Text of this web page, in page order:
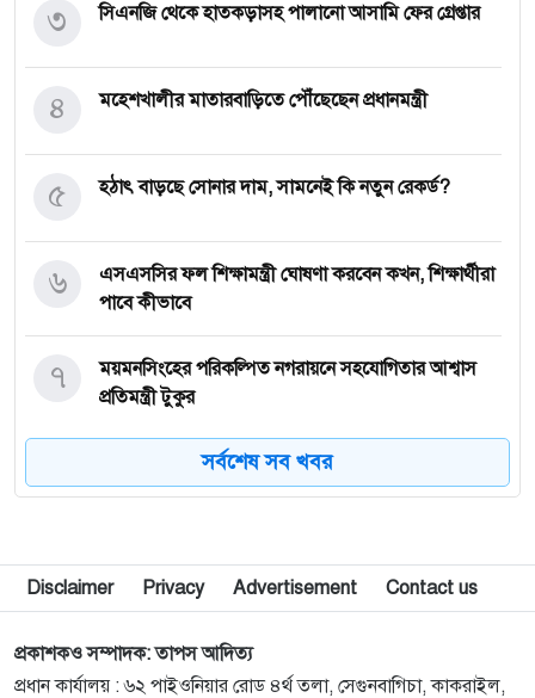
সিএনজি থেকে হাতকড়াসহ পালানো আসামি ফের গ্রেপ্তার
৩
মহেশখালীর মাতারবাড়িতে পৌঁছেছেন প্রধানমন্ত্রী
৪
হঠাৎ বাড়ছে সোনার দাম, সামনেই কি নতুন রেকর্ড?
৫
এসএসসির ফল শিক্ষামন্ত্রী ঘোষণা করবেন কখন, শিক্ষার্থীরা
পাবে কীভাবে
৬
ময়মনসিংহের পরিকল্পিত নগরায়নে সহযোগিতার আশ্বাস
প্রতিমন্ত্রী টুকুর
৭
রাষ্ট্রপতি নির্বাচন: দুটি মনোনয়নপত্র নিয়েছে বিএনপি
৯
স্বাস্থ্যমন্ত্রী আকস্মিক পরিদর্শনে হাইমচর উপজেলা স্বাস্থ্য
কমপ্লেক্সে, সিভিল সার্জনকে প্রত্যাহার
১০
সর্বশেষ সব খবর
Disclaimer Privacy Advertisement Contact us
প্রকাশকও সম্পাদক: তাপস আদিত্য
প্রধান কার্যালয় : ৬২ পাইওনিয়ার রোড ৪র্থ তলা, সেগুনবাগিচা, কাকরাইল,